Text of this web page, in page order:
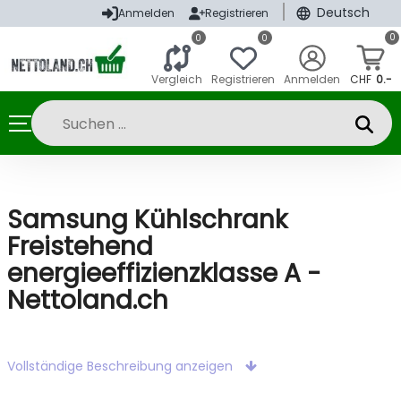
Anmelden Registrieren Deutsch
0
Vergleich
0
Registrieren Anmelden
0
CHF 0.-
Samsung Kühlschrank
Freistehend
energieeffizienzklasse A -
Nettoland.ch
Vollständige Beschreibung anzeigen